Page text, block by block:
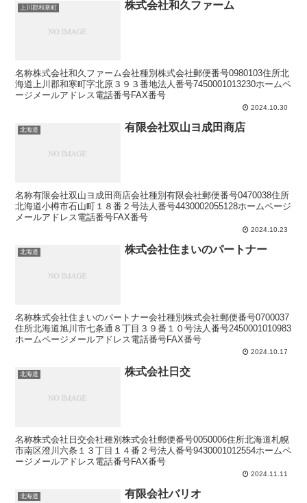
上川郡和寒町 株式会社和久ファーム
名称株式会社和久ファーム会社種別株式会社郵便番号0980103住所北
海道上川郡和寒町字北原３９３番地法人番号7450001013230ホームペ
ージメールアドレス電話番号FAX番号
2024.10.30
北海道 有限会社双山ヨ成田商店
名称有限会社双山ヨ成田商店会社種別有限会社郵便番号0470038住所
北海道小樽市石山町１８番２号法人番号4430002055128ホームページ
メールアドレス電話番号FAX番号
2024.10.23
北海道 株式会社住まいのパートナー
名称株式会社住まいのパートナー会社種別株式会社郵便番号0700037
住所北海道旭川市七条通８丁目３９番１０号法人番号2450001010983
ホームページメールアドレス電話番号FAX番号
2024.10.17
北海道 株式会社日交
名称株式会社日交会社種別株式会社郵便番号0050006住所北海道札幌
市南区澄川六条１３丁目１４番２号法人番号9430001012554ホームペ
ージメールアドレス電話番号FAX番号
2024.11.11
北海道 有限会社バリオ